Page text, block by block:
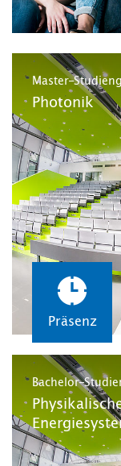
Präsenz
Master-
Photonik
Bachelor-